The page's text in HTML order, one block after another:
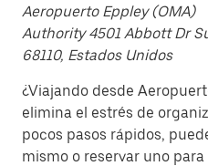
Aeropuerto Eppley (OMA)
Authority 4501 Abbott Dr
68110, Estados Unidos
¿Viajando desde
elimina el estrés de
pocos pasos rápidos,
mismo o reservar uno